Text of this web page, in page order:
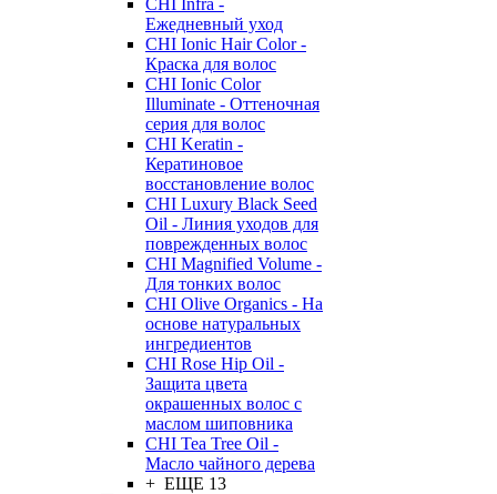
CHI Infra -
Ежедневный уход
CHI Ionic Hair Color -
Краска для волос
CHI Ionic Color
Illuminate - Оттеночная
серия для волос
CHI Keratin -
Кератиновое
восстановление волос
CHI Luxury Black Seed
Oil - Линия уходов для
поврежденных волос
CHI Magnified Volume -
Для тонких волос
CHI Olive Organics - На
основе натуральных
ингредиентов
CHI Rose Hip Oil -
Защита цвета
окрашенных волос с
маслом шиповника
CHI Tea Tree Oil -
Масло чайного дерева
+ ЕЩЕ 13